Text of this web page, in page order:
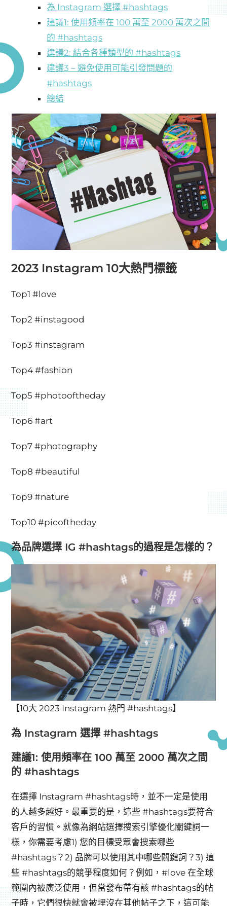
為 Instagram 選擇 #hashtags
建議1: 使用頻率在 100 萬至 2000 萬次之間
的 #hashtags
建議2: 結合各種類型的 #hashtags
建議3 – 避免使用可能引發問題的
#hashtags
總結
2023 Instagram 10大熱門標籤
Top1 #love
Top2 #instagood
Top3 #instagram
Top4 #fashion
Top5 #photooftheday
Top6 #art
Top7 #photography
Top8 #beautiful
Top9 #nature
Top10 #picoftheday
為品牌選擇 IG #hashtags的過程是怎樣的？
【10大 2023 Instagram 熱門 #hashtags】
為 Instagram 選擇 #hashtags
建議1: 使用頻率在 100 萬至 2000 萬次之間
的 #hashtags
在選擇 Instagram #hashtags時，並不一定是使用
的人越多越好。最重要的是，這些 #hashtags要符合
客戶的習慣。就像為網站選擇搜索引擎優化關鍵詞一
樣，你需要考慮1) 您的目標受眾會搜索哪些
#hashtags？2) 品牌可以使用其中哪些關鍵詞？3) 這
些 #hashtags的競爭程度如何？例如，#love 在全球
範圍內被廣泛使用，但當發布帶有該 #hashtags的帖
子時，它們很快就會被埋沒在其他帖子之下，這可能